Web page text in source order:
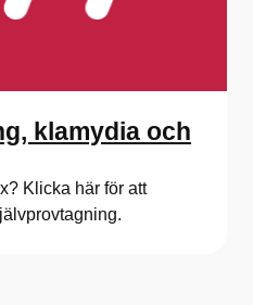
klamydia och
Klicka här för att